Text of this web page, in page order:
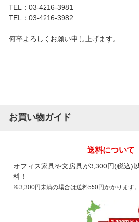
TEL：03-4216-3981
TEL：03-4216-3982
何卒よろしくお願い申し上げます。
お買い物ガイド
送料について
オフィス家具や文房具が3,300円(税込)
料！
※3,300円未満の場合は送料550円かかります。